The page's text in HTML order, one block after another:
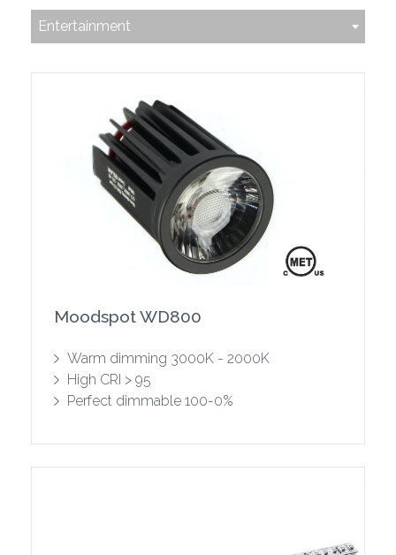
Entertainment
Moodspot WD800
Warm dimming 3000K - 2000K
High CRI > 95
Perfect dimmable 100-0%